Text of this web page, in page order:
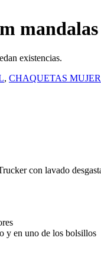
existencias.
, CHAQUETAS MUJER
con lavado
y en uno de los bolsillos